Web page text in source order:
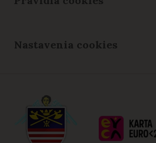
Nastavenia cookies